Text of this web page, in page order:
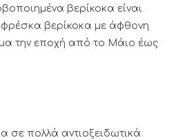
βερίκοκα είναι
βερίκοκα με άφθονη
την εποχή από το Μάιο έως
σε πολλά αντιοξειδωτικά